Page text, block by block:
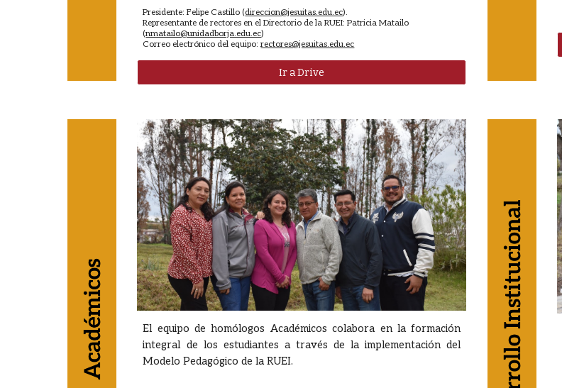
Presidente: Felipe Castillo (direccion@jesuitas.edu.ec).
Representante de rectores en el Directorio de la RUEI: Patricia Matailo
(nmatailo@unidadborja.edu.ec)
Correo electrónico del equipo:rectores@jesuitas.edu.ec
Ir a Drive
El equipo de homólogos Académicos colabora en la formación
integral de los estudiantes a través de la implementación del
Modelo Pedagógico de la RUEI.